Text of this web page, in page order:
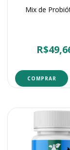
Mix de
COMPRAR